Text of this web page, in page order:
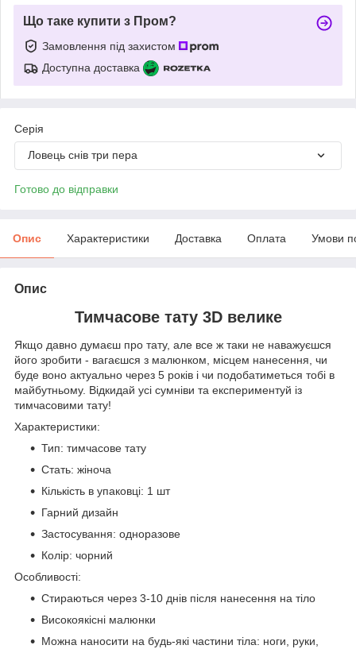
Що таке купити з Пром?
Замовлення під захистом
Доступна доставка
Серія
Ловець снів три пера
Готово до відправки
Опис Характеристики Доставка Оплата Умови
Опис
Тимчасове тату 3D велике
Якщо давно думаєш про тату, але все ж таки не наважуєшся
його зробити - вагаєшся з малюнком, місцем нанесення, чи
буде воно актуально через 5 років і чи подобатиметься тобі в
майбутньому. Відкидай усі сумніви та експериментуй із
тимчасовими тату!
Характеристики:
Тип: тимчасове тату
Стать: жіноча
Кількість в упаковці: 1 шт
Гарний дизайн
Застосування: одноразове
Колір: чорний
Особливості:
Стираються через 3-10 днів після нанесення на тіло
Високоякісні малюнки
Можна наносити на будь-які частини тіла: ноги, руки,